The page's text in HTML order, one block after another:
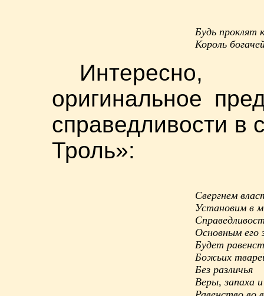
Будь проклят
Король
оригинальное
справедливости в
Троль»:
Свергнем
Установим в
Основным его
Будет
Божьих
Без различья
Веры, запаха